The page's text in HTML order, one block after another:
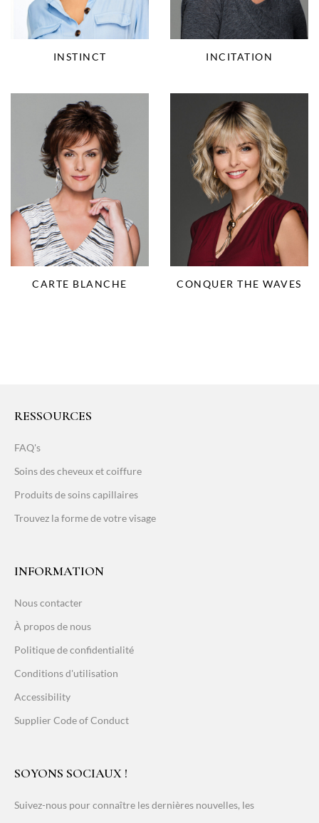
INSTINCT INCITATION
CARTE BLANCHE CONQUER THE WAVES
RESSOURCES
FAQ's
Soins des cheveux et coiffure
Produits de soins capillaires
Trouvez la forme de votre visage
INFORMATION
Nous contacter
À propos de nous
Politique de confidentialité
Conditions d'utilisation
Accessibility
Supplier Code of Conduct
SOYONS SOCIAUX !
Suivez-nous pour connaître les dernières nouvelles, les